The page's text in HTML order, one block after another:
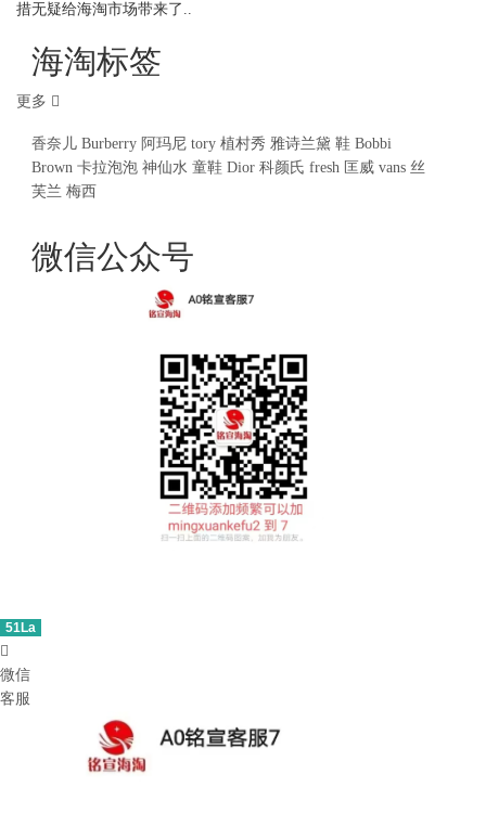
措无疑给海淘市场带来了..
海淘标签
更多
香奈儿 Burberry 阿玛尼 tory 植村秀 雅诗兰黛 鞋 Bobbi
Brown 卡拉泡泡 神仙水 童鞋 Dior 科颜氏 fresh 匡威 vans 丝
芙兰 梅西
微信公众号
51La

微信
客服